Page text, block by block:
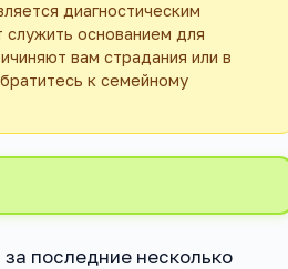
диагностическим
основанием для
вам страдания или в
к семейному
последние несколько